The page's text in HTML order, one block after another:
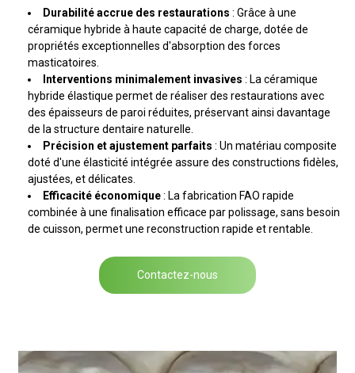
Durabilité accrue des restaurations : Grâce à une
céramique hybride à haute capacité de charge, dotée de
propriétés exceptionnelles d'absorption des forces
masticatoires.
Interventions minimalement invasives : La céramique
hybride élastique permet de réaliser des restaurations avec
des épaisseurs de paroi réduites, préservant ainsi davantage
de la structure dentaire naturelle.
Précision et ajustement parfaits : Un matériau composite
doté d'une élasticité intégrée assure des constructions fidèles,
ajustées, et délicates.
Efficacité économique: La fabrication FAO rapide
combinée à une finalisation efficace par polissage, sans besoin
de cuisson, permet une reconstruction rapide et rentable.
Contactez-nous